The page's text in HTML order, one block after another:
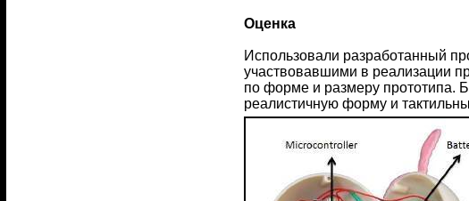
Оценка
Использовали разработанный
участвовавшими в реализации
по форме и размеру прототипа.
реалистичную форму и